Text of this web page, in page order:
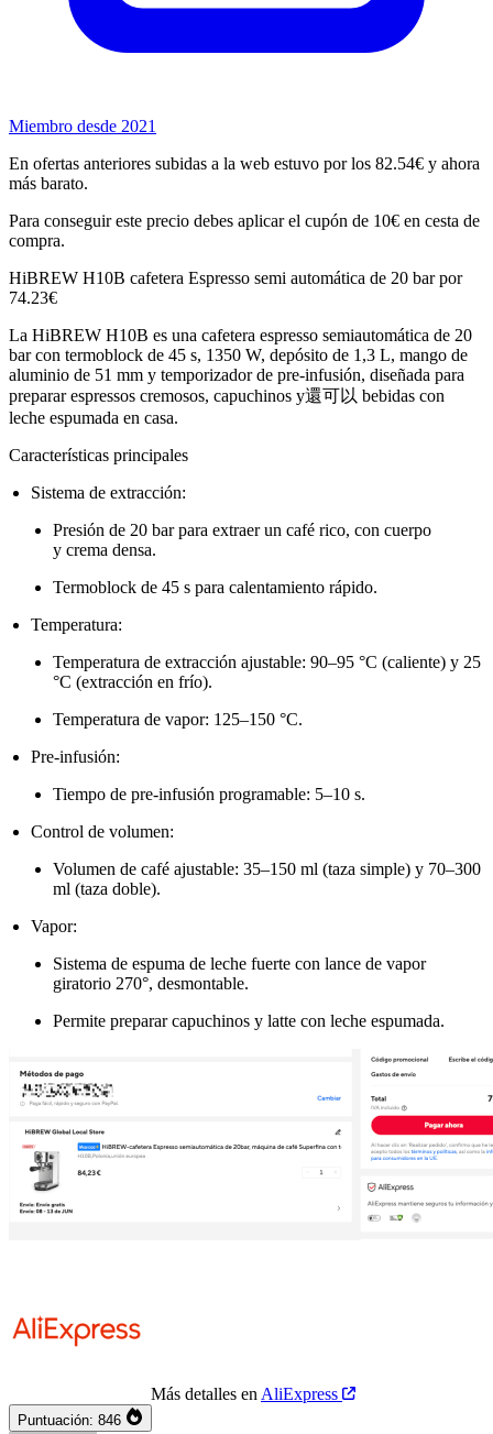
Miembro desde 2021
En ofertas anteriores subidas a la web estuvo por los 82.54€ y ahora
más barato.
Para conseguir este precio debes aplicar el cupón de 10€ en cesta de
compra.
HiBREW H10B cafetera Espresso semi automática de 20 bar por
74.23€
La HiBREW H10B es una cafetera espresso semiautomática de 20
bar con termoblock de 45 s, 1350 W, depósito de 1,3 L, mango de
aluminio de 51 mm y temporizador de pre‑infusión, diseñada para
preparar espressos cremosos, capuchinos y還可以 bebidas con
leche espumada en casa.
Características principales
Sistema de extracción:
Presión de 20 bar para extraer un café rico, con cuerpo
y crema densa.
Termoblock de 45 s para calentamiento rápido.
Temperatura:
Temperatura de extracción ajustable: 90–95 °C (caliente) y 25
°C (extracción en frío).
Temperatura de vapor: 125–150 °C.
Pre‑infusión:
Tiempo de pre‑infusión programable: 5–10 s.
Control de volumen:
Volumen de café ajustable: 35–150 ml (taza simple) y 70–300
ml (taza doble).
Vapor:
Sistema de espuma de leche fuerte con lance de vapor
giratorio 270°, desmontable.
Permite preparar capuchinos y latte con leche espumada.
Más detalles en AliExpress
Puntuación: 846